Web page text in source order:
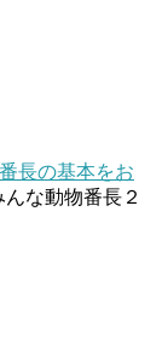
長の基本をお
んな動物番長２